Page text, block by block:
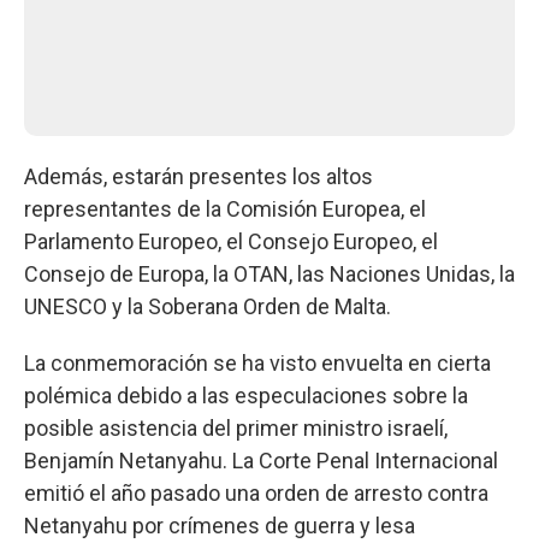
Además, estarán presentes los altos
representantes de la Comisión Europea, el
Parlamento Europeo, el Consejo Europeo, el
Consejo de Europa, la OTAN, las Naciones Unidas, la
UNESCO y la Soberana Orden de Malta.
La conmemoración se ha visto envuelta en cierta
polémica debido a las especulaciones sobre la
posible asistencia del primer ministro israelí,
Benjamín Netanyahu. La Corte Penal Internacional
emitió el año pasado una orden de arresto contra
Netanyahu por crímenes de guerra y lesa